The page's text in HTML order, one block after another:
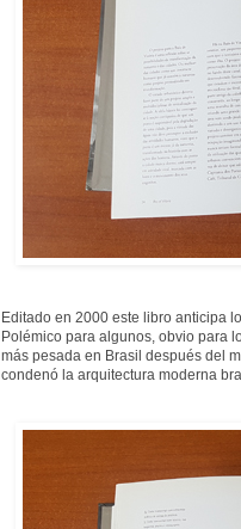
Editado en 2000 este libro anticipa
Polémico para algunos, obvio para
más pesada en Brasil después del
condenó la arquitectura moderna